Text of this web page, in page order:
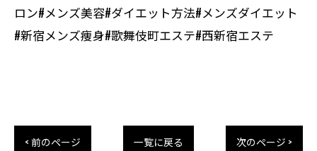
ロン#メンズ美容#ダイエット方法#メンズダイエット
#新宿メンズ痩身#歌舞伎町エステ#西新宿エステ
< 前のページ 一覧に戻る 次のページ >